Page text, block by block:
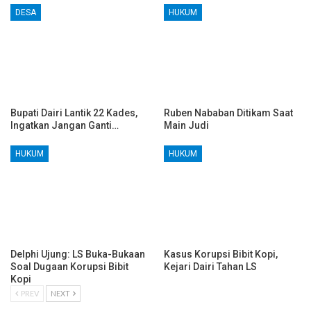
DESA
Bupati Dairi Lantik 22 Kades,
Ingatkan Jangan Ganti…
HUKUM
Ruben Nababan Ditikam Saat
Main Judi
HUKUM
Delphi Ujung: LS Buka-Bukaan
Soal Dugaan Korupsi Bibit
Kopi
HUKUM
Kasus Korupsi Bibit Kopi,
Kejari Dairi Tahan LS
PREV NEXT